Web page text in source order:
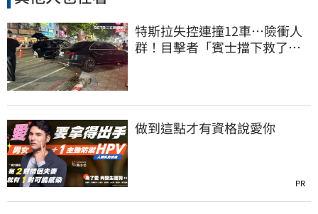
特斯拉失控連撞12車…險衝人
群！目擊者「賓士擋下救了好
做到這點才有資格說愛你
PR